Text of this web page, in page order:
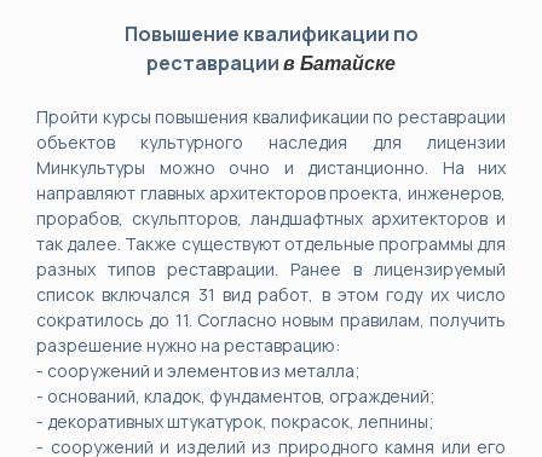
Повышение квалификации по
реставрации в Батайске
Пройти курсы повышения квалификации по реставрации
объектов культурного наследия для лицензии
Минкультуры можно очно и дистанционно. На них
направляют главных архитекторов проекта, инженеров,
прорабов, скульпторов, ландшафтных архитекторов и
так далее. Также существуют отдельные программы для
разных типов реставрации. Ранее в лицензируемый
список включался 31 вид работ, в этом году их число
сократилось до 11. Согласно новым правилам, получить
разрешение нужно на реставрацию:
- сооружений и элементов из металла;
- оснований, кладок, фундаментов, ограждений;
- декоративных штукатурок, покрасок, лепнины;
- сооружений и изделий из природного камня или его